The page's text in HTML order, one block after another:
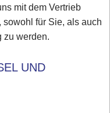
mit dem Vertrieb
für Sie, als auch
zu werden.
UND